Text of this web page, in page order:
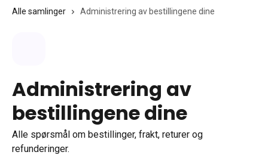
Alle samlinger Administrering av bestillingene dine
Administrering av
bestillingene dine
Alle spørsmål om bestillinger, frakt, returer og
refunderinger.